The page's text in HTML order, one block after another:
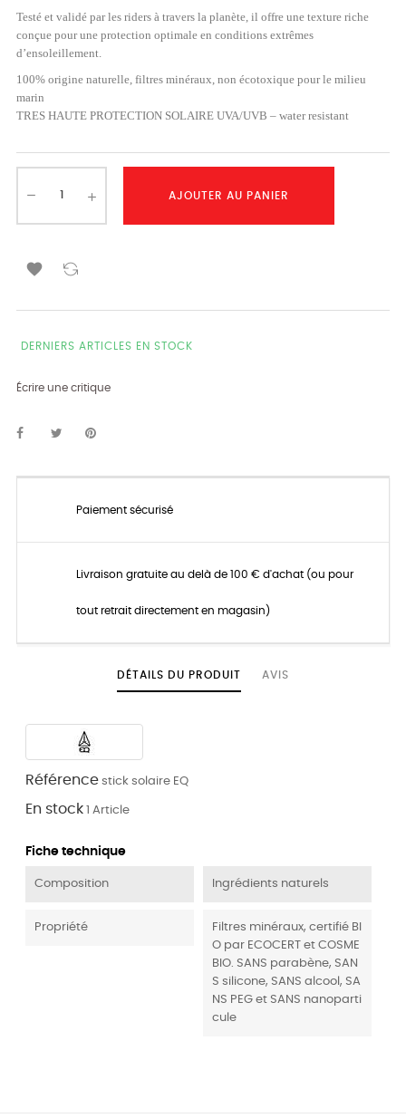
Testé et validé par les riders à travers la planète, il offre une texture riche
conçue pour une protection optimale en conditions extrêmes
d’ensoleillement.
100% origine naturelle, filtres minéraux, non écotoxique pour le milieu
marin
TRES HAUTE PROTECTION SOLAIRE UVA/UVB – water resistant
AJOUTER AU PANIER

DERNIERS ARTICLES EN STOCK
Écrire une critique
Paiement sécurisé
Livraison gratuite au delà de 100 € d'achat (ou pour
tout retrait directement en magasin)
DÉTAILS DU PRODUIT AVIS
Référence stick solaire EQ
En stock 1 Article
Fiche technique
Composition Ingrédients naturels
Propriété
Filtres minéraux, certifié BI
O par ECOCERT et COSME
BIO. SANS parabène, SAN
S silicone, SANS alcool, SA
NS PEG et SANS nanoparti
cule